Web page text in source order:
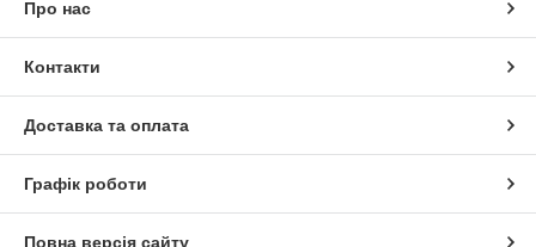
Про нас
Контакти
Доставка та оплата
Графік роботи
Повна версія сайту